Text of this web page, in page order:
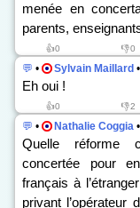
menée en
parents,
👍0 👎0
💬 • Sylvain Maillard •
Eh oui !
👍0 👎2
💬 • Nathalie Coggia •
Quelle réforme
concertée pour
français à
privant